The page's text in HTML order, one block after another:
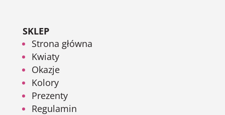
SKLEP
Strona główna
Kwiaty
Okazje
Kolory
Prezenty
Regulamin